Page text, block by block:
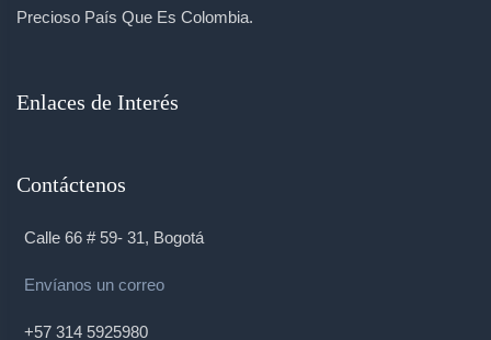
Precioso País Que Es Colombia.
Enlaces de Interés
Contáctenos
Calle 66 # 59- 31, Bogotá
Envíanos un correo
+57 314 5925980